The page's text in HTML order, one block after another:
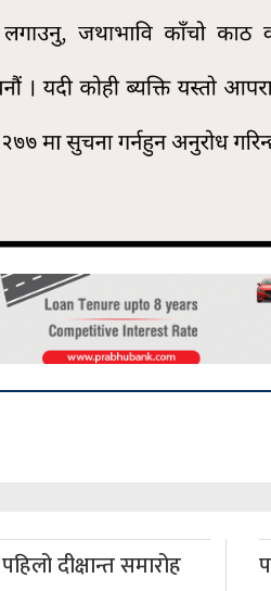
दीक्षान्त समारोह